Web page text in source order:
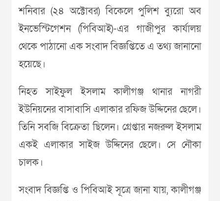
শনিবার (২৪ অক্টোবর) বিকেলে পুলিশ ব্যুরো অব
ইনভেস্টিগেশন (পিবিআই)-এর গাজীপুর কার্যালয়
থেকে পাঠানো এক সংবাদ বিজ্ঞপ্তিতে এ তথ্য জানানো
হয়েছে।
নিহত সাইফুল ইসলাম কালীগঞ্জ থানার নাগরী
ইউনিয়নের বাসাবাসি এলাকার রফিজ উদ্দিনের ছেলে।
তিনি সবজি বিক্রেতা ছিলেন। গ্রেপ্তার নজরুল ইসলাম
একই এলাকার সাইজ উদ্দিনের ছেলে। সে নৌকা
চালক।
সংবাদ বিজ্ঞপ্তি ও পিবিআই সূত্রে জানা যায়, কালীগঞ্জ